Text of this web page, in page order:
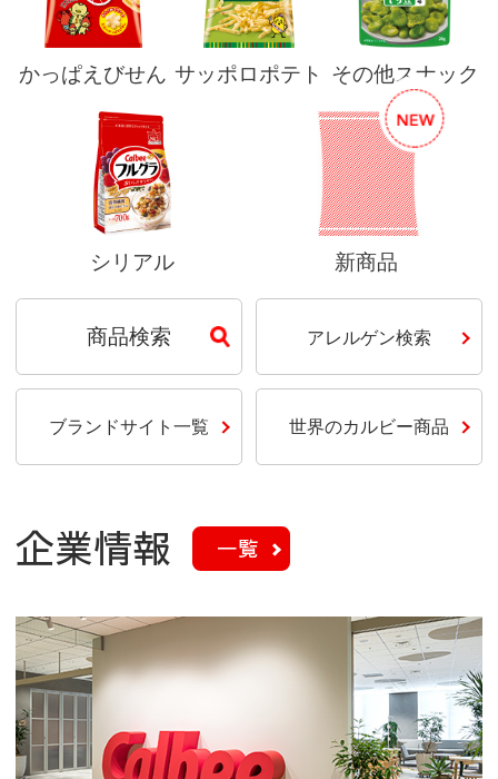
かっぱえびせん サッポロポテト その他スナック
シリアル 新商品
商品検索 アレルゲン検索
ブランドサイト一覧 世界のカルビー商品
企業情報 一覧